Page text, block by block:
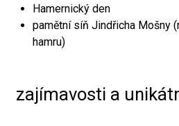
Hamernický den
pamětní síň Jindřicha Mošny
hamru)
zajímavosti a